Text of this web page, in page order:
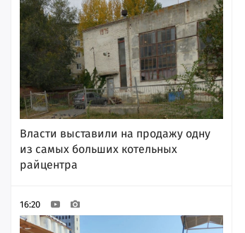
Власти выставили на продажу одну
из самых больших котельных
райцентра
16:20